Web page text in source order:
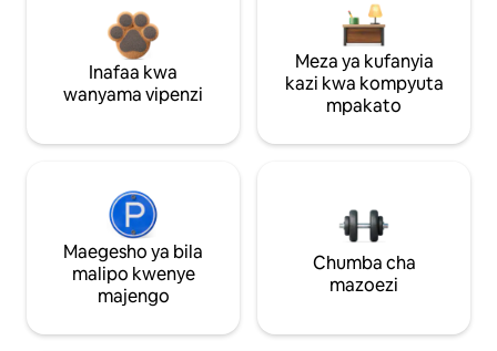
Inafaa kwa
wanyama vipenzi
Meza ya kufanyia
kazi kwa kompyuta
mpakato
Maegesho ya bila
malipo kwenye
majengo
Chumba cha
mazoezi